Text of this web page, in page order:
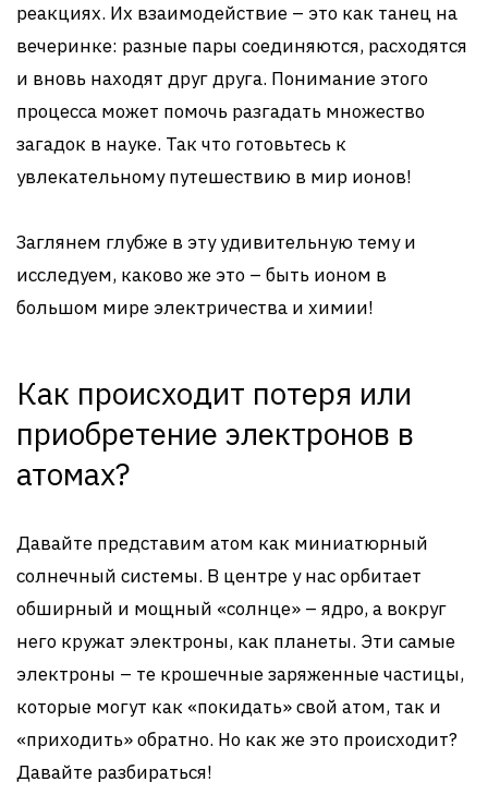
реакциях. Их взаимодействие – это как танец на
вечеринке: разные пары соединяются, расходятся
и вновь находят друг друга. Понимание этого
процесса может помочь разгадать множество
загадок в науке. Так что готовьтесь к
увлекательному путешествию в мир ионов!
Заглянем глубже в эту удивительную тему и
исследуем, каково же это – быть ионом в
большом мире электричества и химии!
Как происходит потеря или
приобретение электронов в
атомах?
Давайте представим атом как миниатюрный
солнечный системы. В центре у нас орбитает
обширный и мощный «солнце» – ядро, а вокруг
него кружат электроны, как планеты. Эти самые
электроны – те крошечные заряженные частицы,
которые могут как «покидать» свой атом, так и
«приходить» обратно. Но как же это происходит?
Давайте разбираться!